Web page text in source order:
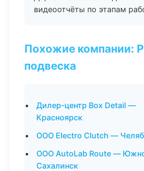
видеоотчёты по этапам
Похожие компании:
подвеска
Дилер-центр Box Detail —
Красноярск
ООО Electro Clutch —
ООО AutoLab Route —
Сахалинск